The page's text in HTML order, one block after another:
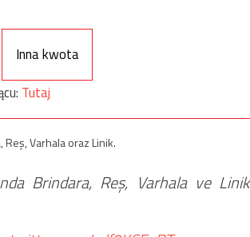
Inna kwota
Tutaj
Varhala oraz Linik.
Brindara, Reş, Varhala ve Linik